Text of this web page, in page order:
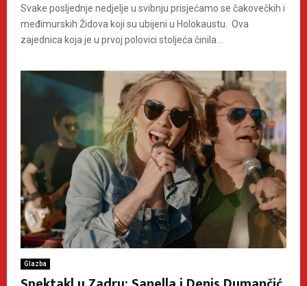
Svake posljednje nedjelje u svibnju prisjećamo se čakovečkih i
međimurskih Židova koji su ubijeni u Holokaustu. Ova
zajednica koja je u prvoj polovici stoljeća činila...
Glazba